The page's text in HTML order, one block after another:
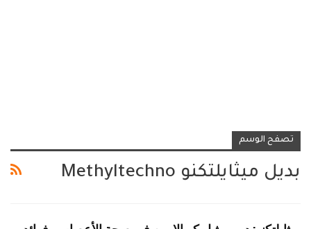
تصفح الوسم
بديل ميثايلتكنو Methyltechno